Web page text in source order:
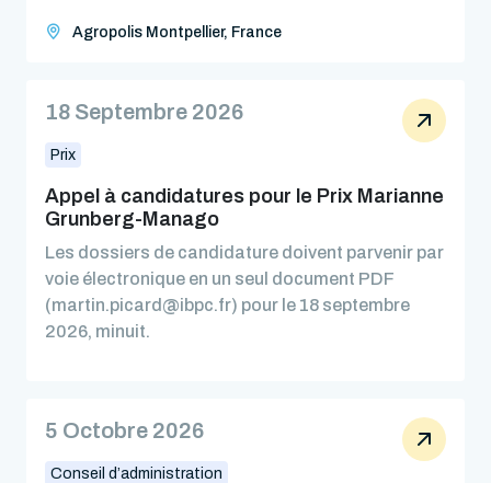
Agropolis Montpellier, France
18 Septembre 2026
Prix
Appel à candidatures pour le Prix Marianne
Grunberg-Manago
Les dossiers de candidature doivent parvenir par
voie électronique en un seul document PDF
(martin.picard@ibpc.fr) pour le 18 septembre
2026, minuit.
5 Octobre 2026
Conseil d’administration